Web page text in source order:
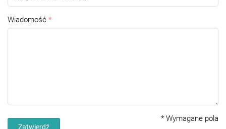
Wiadomość
* Wymagane pola
Zatwierdź